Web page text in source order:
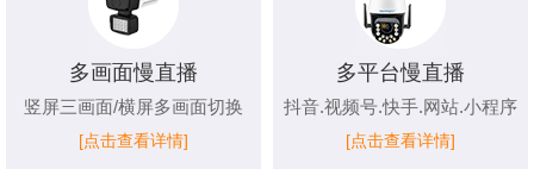
多画面慢直播
竖屏三画面/横屏多画面切换
[点击查看详情]
多平台慢直播
抖音.视频号.快手.网站.小程序
[点击查看详情]